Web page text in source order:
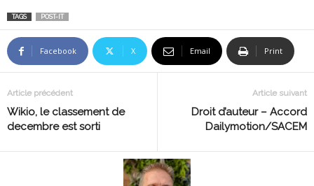
TAGS POST-IT
Facebook X Email Print
Article précédent
Wikio, le classement de
decembre est sorti
Article suivant
Droit d’auteur – Accord
Dailymotion/SACEM